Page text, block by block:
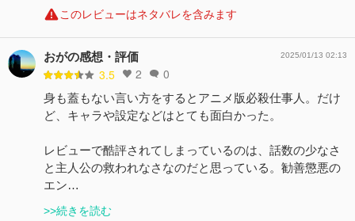
このレビューはネタバレを含みます
おがの感想・評価
3.5 2 0
2025/01/13 02:13
身も蓋もない言い方をするとアニメ版必殺仕事人。だけ
ど、キャラや設定などはとても面白かった。
レビューで酷評されてしまっているのは、話数の少なさ
と主人公の救われなさなのだと思っている。勧善懲悪の
エン…
>>続きを読む